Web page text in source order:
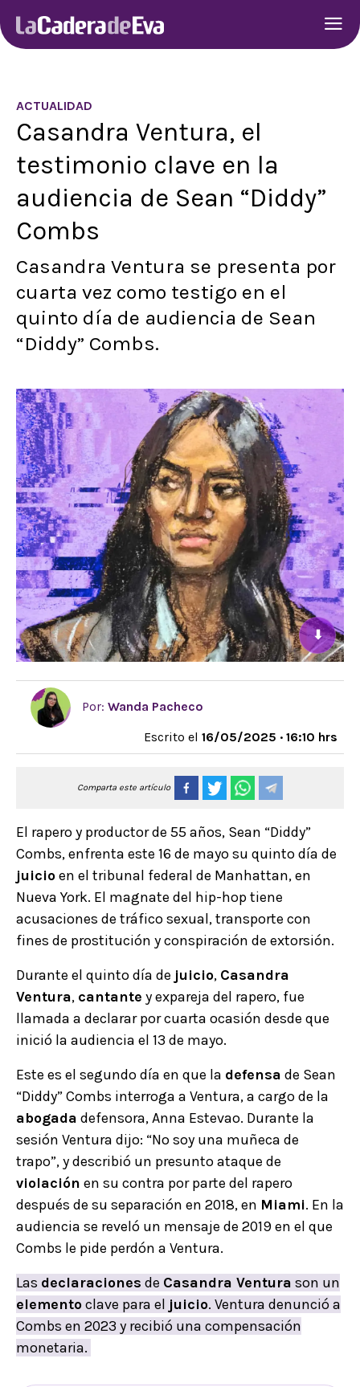
ACTUALIDAD
Casandra Ventura, el
testimonio clave en la
audiencia de Sean “Diddy”
Combs
Casandra Ventura se presenta por
cuarta vez como testigo en el
quinto día de audiencia de Sean
“Diddy” Combs.
⬇
Por: Wanda Pacheco
Escrito el 16/05/2025 · 16:10 hrs
Comparta este artículo
El rapero y productor de 55 años, Sean “Diddy”
Combs, enfrenta este 16 de mayo su quinto día de
juicioen el tribunal federal de Manhattan, en
Nueva York. El magnate del hip-hop tiene
acusaciones de tráfico sexual, transporte con
fines de prostitución y conspiración de extorsión.
Durante el quinto día de juicio, Casandra
Ventura, cantante y expareja del rapero, fue
llamada a declarar por cuarta ocasión desde que
inició la audiencia el 13 de mayo.
Este es el segundo día en que la defensa de Sean
“Diddy” Combs interroga a Ventura, a cargo de la
abogada defensora, Anna Estevao. Durante la
sesión Ventura dijo: “No soy una muñeca de
trapo”, y describió un presunto ataque de
violación en su contra por parte del rapero
después de su separación en 2018, en Miami. En la
audiencia se reveló un mensaje de 2019 en el que
Combs le pide perdón a Ventura.
Las declaraciones de Casandra Ventura son un
elementoclave para el juicio. Ventura denunció a
Combs en 2023 y recibió una compensación
monetaria.